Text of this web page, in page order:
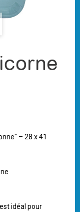
– 28 x 41
idéal pour